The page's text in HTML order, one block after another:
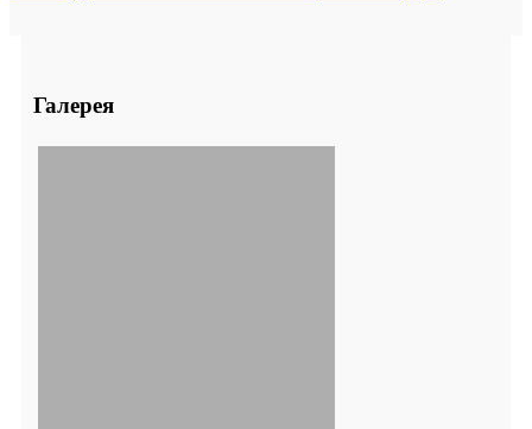
Галерея